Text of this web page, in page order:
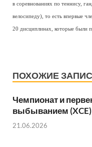
в соревнованиях по теннису,
велосипеду), то есть впервые
20 дисциплинах, которые были
ПОХОЖИЕ
Чемпионат и
выбыванием (XCE)
21.06.2026